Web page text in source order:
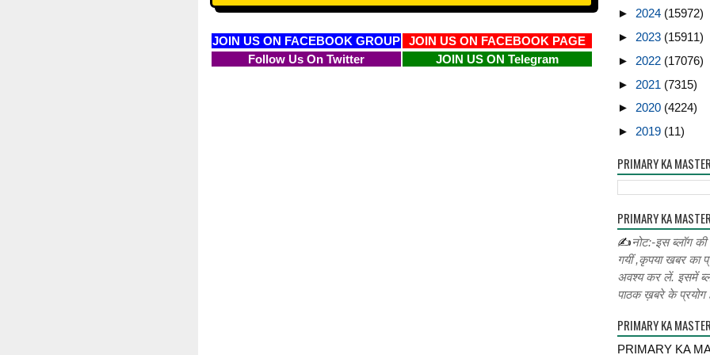
JOIN US ON FACEBOOK GROUP
JOIN US ON FACEBOOK PAGE
Follow Us On Twitter
JOIN US ON Telegram
► 2024 (15972)
► 2023 (15911)
► 2022 (17076)
► 2021 (7315)
► 2020 (4224)
► 2019 (11)
PRIMARY KA
PRIMARY KA
✍नोट:-इस ब्लॉग
गयीं ,कृपया खबर का
अवश्य कर लें. इसमें
पाठक ख़बरे के प्रयोग
PRIMARY KA
PRIMARY KA